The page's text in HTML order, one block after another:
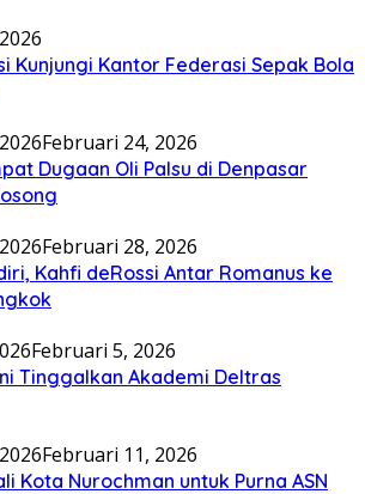
Kunjungi Kantor Federasi Sepak Bola
Februari 24, 2026
Dugaan Oli Palsu di Denpasar
Februari 28, 2026
Kahfi deRossi Antar Romanus ke
Februari 5, 2026
Tinggalkan Akademi Deltras
Februari 11, 2026
Kota Nurochman untuk Purna ASN